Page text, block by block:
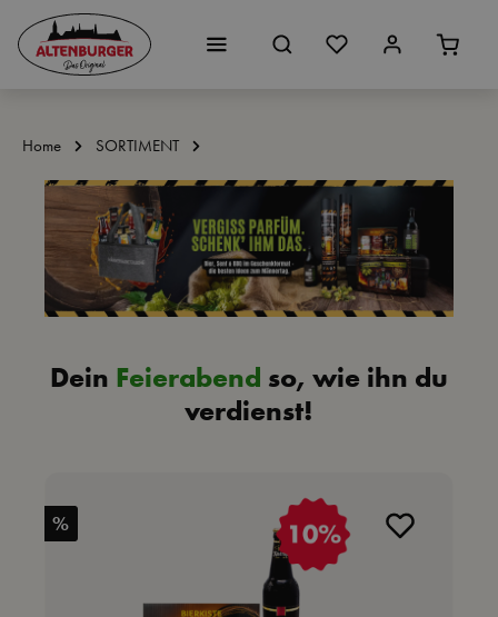
Zum Hauptinhalt springen
Home SORTIMENT
Dein Feierabend so, wie ihn du
verdienst!
%